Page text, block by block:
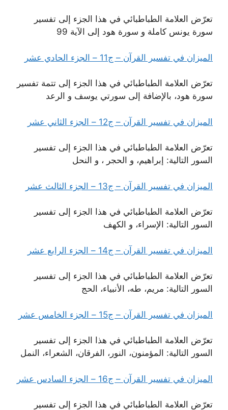
تعرّض العلامة الطباطبائي في هذا الجزء إلى تفسير
سورة يونس كاملة و سورة هود إلى الآية 99
الميزان في تفسير القرآن – ج11 – الجزء الحادي عشر
تعرّض العلامة الطباطبائي في هذا الجزء إلى تتمة تفسير
سورة هود، بالإضافة إلى سورتي يوسف و الرعد
الميزان في تفسير القرآن – ج12 – الجزء الثاني عشر
تعرّض العلامة الطباطبائي في هذا الجزء إلى تفسير
السور التالية: إبراهيم، و الحجر ، و النحل
الميزان في تفسير القرآن – ج13 – الجزء الثالث عشر
تعرّض العلامة الطباطبائي في هذا الجزء إلى تفسير
السور التالية: الإسراء، و الكهف
الميزان في تفسير القرآن – ج14 – الجزء الرابع عشر
تعرّض العلامة الطباطبائي في هذا الجزء إلى تفسير
السور التالية: مريم، طه، الأنبياء، الحج
الميزان في تفسير القرآن – ج15 – الجزء الخامس عشر
تعرّض العلامة الطباطبائي في هذا الجزء إلى تفسير
السور التالية: المؤمنون، النور، الفرقان، الشعراء، النمل
الميزان في تفسير القرآن – ج16 – الجزء السادس عشر
تعرّض العلامة الطباطبائي في هذا الجزء إلى تفسير